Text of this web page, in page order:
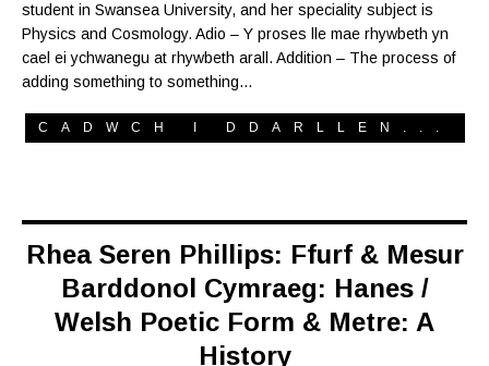
student in Swansea University, and her speciality subject is
Physics and Cosmology. Adio – Y proses lle mae rhywbeth yn
cael ei ychwanegu at rhywbeth arall. Addition – The process of
adding something to something…
CADWCH I DDARLLEN...
Rhea Seren Phillips: Ffurf & Mesur
Barddonol Cymraeg: Hanes /
Welsh Poetic Form & Metre: A
History